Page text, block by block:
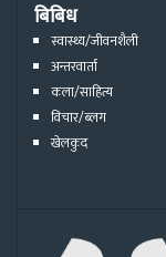
बिबिध
स्वास्थ्य/जीवनशैली
अन्तरवार्ता
कला/साहित्य
विचार/ब्लग
खेलकुद